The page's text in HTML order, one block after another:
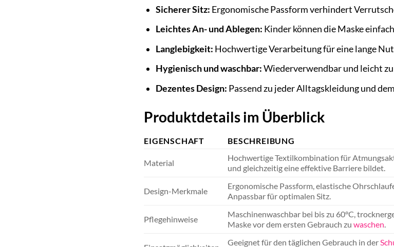
Sicherer Sitz: Ergonomische Passform verhindert
Leichtes An- und Ablegen: Kinder können die Maske
Langlebigkeit: Hochwertige Verarbeitung für eine lange
Hygienisch und waschbar:Wiederverwendbar und leicht
Dezentes Design: Passend zu jeder Alltagskleidung und
Produktdetails im Überblick
EIGENSCHAFT BESCHREIBUNG
Material
Hochwertige Textilkombination für
und gleichzeitig eine effektive Barriere bildet.
Design-Merkmale
Ergonomische Passform, elastische
Anpassbar für optimalen Sitz.
Pflegehinweise
Maschinenwaschbar bei bis zu 60°C,
Maske vor dem ersten Gebrauch zuwaschen
Geeignet für den täglichen Gebrauch in der